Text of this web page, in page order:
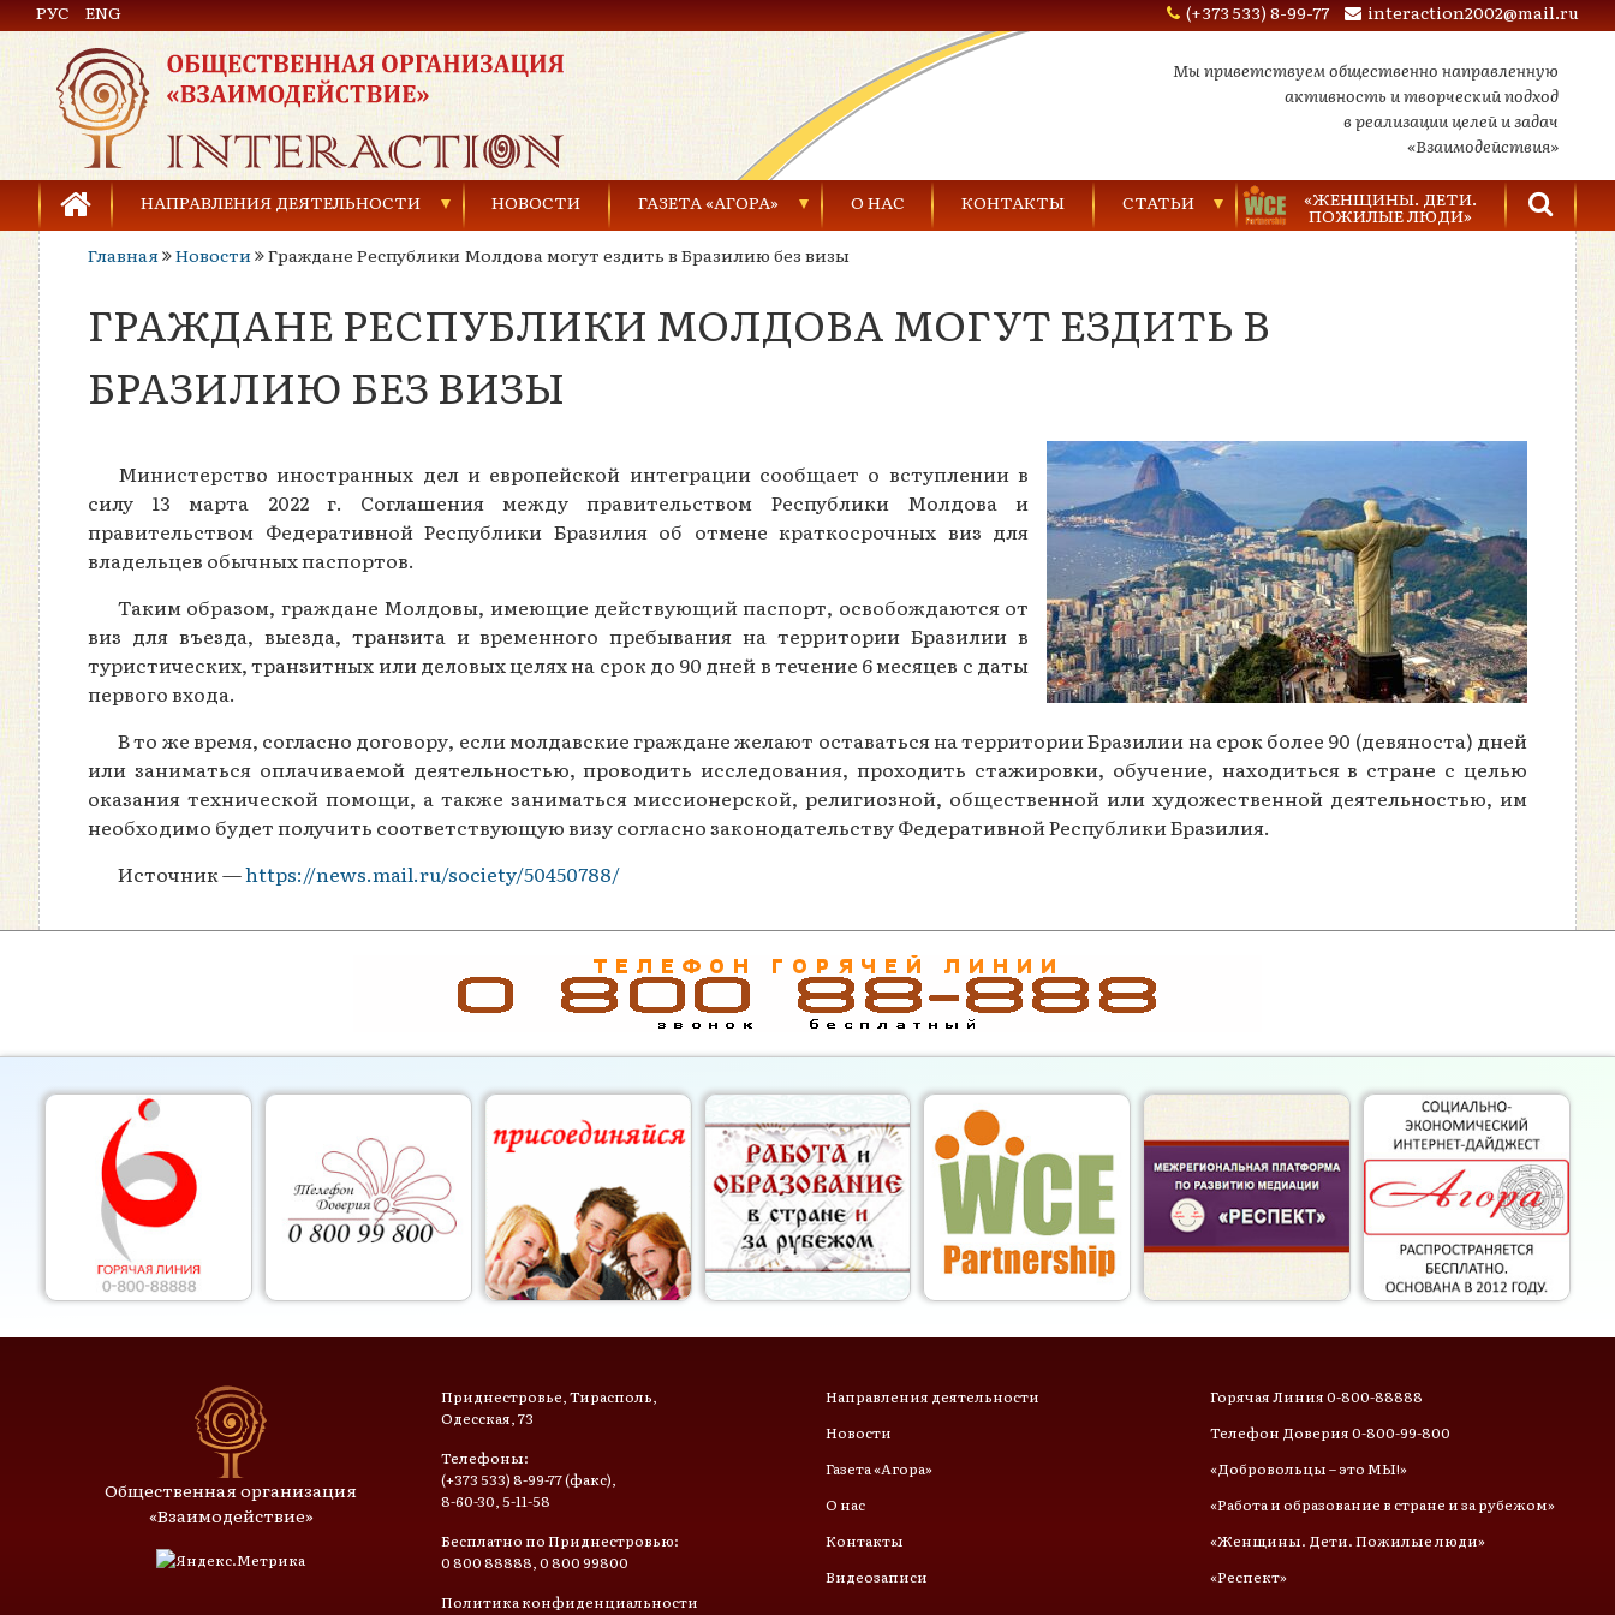
Общественная организация «Взаимодействие»
РУС ENG (+373 533) 8-99-77 interaction2002@mail.ru
Мы приветствуем общественно направленную
активность и творческий подход
в реализации целей и задач
«Взаимодействия»
НАПРАВЛЕНИЯ ДЕЯТЕЛЬНОСТИ
Предупреждение торговли людьми
Предупреждение насилия в семье
Развитие детей и молодёжи
НОВОСТИ ГАЗЕТА «АГОРА»
Газеты за 2021 г.
Газеты за 2020 г.
Газеты за 2016 г.
Газеты за 2014 г.
Газеты за 2013 г.
О НАС КОНТАКТЫ СТАТЬИ
Насилие в семье
«ЖЕНЩИНЫ. ДЕТИ.
ПОЖИЛЫЕ ЛЮДИ»
Главная
Новости Граждане Республики Молдова могут ездить в Бразилию без визы
ГРАЖДАНЕ РЕСПУБЛИКИ МОЛДОВА МОГУТ ЕЗДИТЬ В
БРАЗИЛИЮ БЕЗ ВИЗЫ
Министерство иностранных дел и европейской интеграции сообщает о вступлении в
силу 13 марта 2022 г. Соглашения между правительством Республики Молдова и
правительством Федеративной Республики Бразилия об отмене краткосрочных виз для
владельцев обычных паспортов.
Таким образом, граждане Молдовы, имеющие действующий паспорт, освобождаются от
виз для въезда, выезда, транзита и временного пребывания на территории Бразилии в
туристических, транзитных или деловых целях на срок до 90 дней в течение 6 месяцев с даты
первого входа.
В то же время, согласно договору, если молдавские граждане желают оставаться на территории Бразилии на срок более 90 (девяноста) дней
или заниматься оплачиваемой деятельностью, проводить исследования, проходить стажировки, обучение, находиться в стране с целью
оказания технической помощи, а также заниматься миссионерской, религиозной, общественной или художественной деятельностью, им
необходимо будет получить соответствующую визу согласно законодательству Федеративной Республики Бразилия.
Источник —https://news.mail.ru/society/50450788/
Общественная организация
«Взаимодействие»
Приднестровье, Тирасполь,
Одесская, 73
Телефоны:
(+373 533) 8-99-77 (факс),
8-60-30, 5-11-58
Бесплатно по Приднестровью:
0 800 88888, 0 800 99800
Политика конфиденциальности
Направления деятельности
Новости
Газета «Агора»
О нас
Контакты
Видеозаписи
Горячая Линия 0-800-88888
Телефон Доверия 0-800-99-800
«Добровольцы – это МЫ!»
«Работа и образование в стране и за рубежом»
«Женщины. Дети. Пожилые люди»
«Респект»